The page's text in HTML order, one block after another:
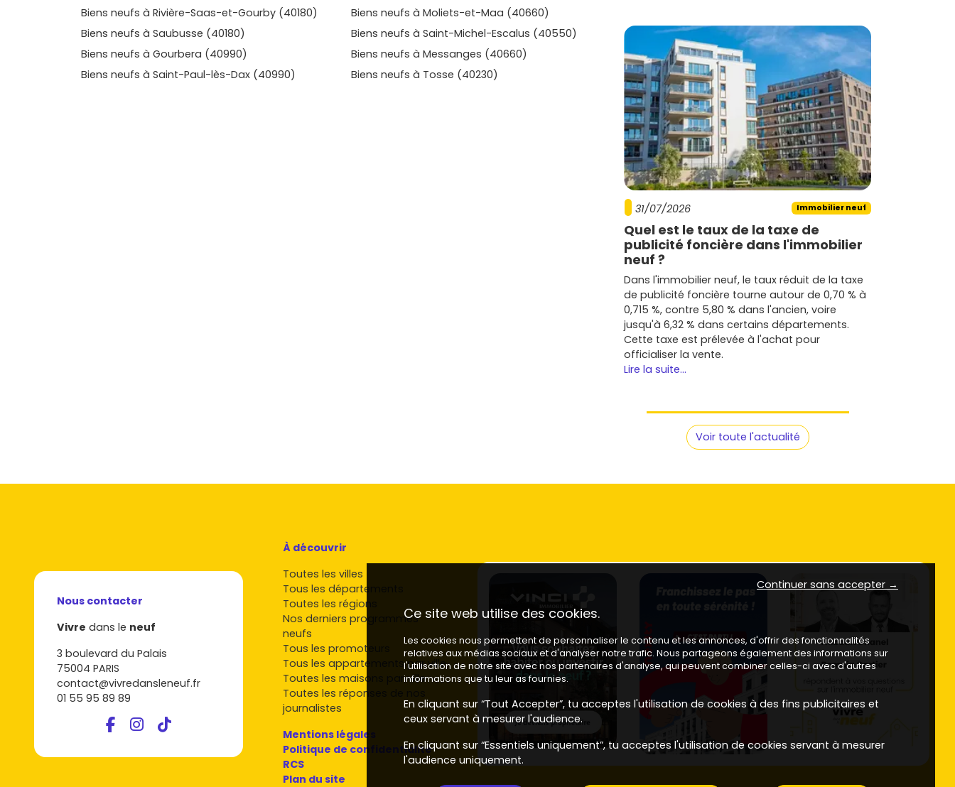
Biens neufs à Rivière-Saas-et-Gourby (40180)
Biens neufs à Moliets-et-Maa (40660)
Biens neufs à Saubusse (40180)
Biens neufs à Saint-Michel-Escalus (40550)
Biens neufs à Gourbera (40990)
Biens neufs à Messanges (40660)
Biens neufs à Saint-Paul-lès-Dax (40990)
Biens neufs à Tosse (40230)
31/07/2026 Immobilier neuf
Quel est le taux de la taxe de
publicité foncière dans l'immobilier
neuf ?
Dans l'immobilier neuf, le taux réduit de la taxe
de publicité foncière tourne autour de 0,70 % à
0,715 %, contre 5,80 % dans l'ancien, voire
jusqu'à 6,32 % dans certains départements.
Cette taxe est prélevée à l'achat pour
officialiser la vente.
Lire la suite...
Voir toute l'actualité
Nous contacter
Vivre dans le neuf
3 boulevard du Palais
75004 PARIS
contact@vivredansleneuf.fr
01 55 95 89 89
À découvrir
Toutes les villes
Tous les départements
Toutes les régions
Nos derniers programmes
neufs
Tous les promoteurs
Tous les appartements par ville
Toutes les maisons par ville
Toutes les réponses de nos
journalistes
Mentions légales
Politique de confidentialité
RCS
Plan du site
Continuer sans accepter →
Ce site web utilise des cookies.
Les cookies nous permettent de personnaliser le contenu et les annonces, d'offrir des fonctionnalités
relatives aux médias sociaux et d'analyser notre trafic. Nous partageons également des informations sur
l'utilisation de notre site avec nos partenaires d'analyse, qui peuvent combiner celles-ci avec d'autres
informations que tu leur as fournies.
En cliquant sur “Tout Accepter”, tu acceptes l'utilisation de cookies à des fins publicitaires et
ceux servant à mesurer l'audience.
En cliquant sur “Essentiels uniquement”, tu acceptes l'utilisation de cookies servant à mesurer
l'audience uniquement.